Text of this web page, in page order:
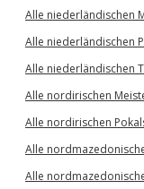
Alle niederländischen
Alle niederländischen
Alle niederländischen
Alle nordirischen
Alle nordirischen
Alle
Alle